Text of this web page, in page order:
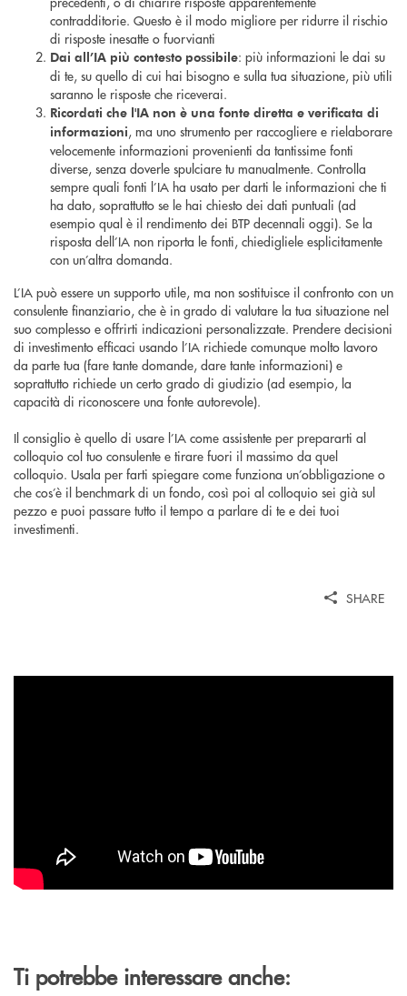
contradditorie. Questo è il modo migliore per ridurre il rischio
di risposte inesatte o fuorvianti
Dai all’IA più contesto possibile: più informazioni le dai su
di te, su quello di cui hai bisogno e sulla tua situazione, più utili
saranno le risposte che riceverai.
Ricordati che l'IA non è una fonte diretta e verificata di
informazioni, ma uno strumento per raccogliere e rielaborare
velocemente informazioni provenienti da tantissime fonti
diverse, senza doverle spulciare tu manualmente. Controlla
sempre quali fonti l’IA ha usato per darti le informazioni che ti
ha dato, soprattutto se le hai chiesto dei dati puntuali (ad
esempio qual è il rendimento dei BTP decennali oggi). Se la
risposta dell’IA non riporta le fonti, chiedigliele esplicitamente
con un’altra domanda.
L’IA può essere un supporto utile, ma non sostituisce il confronto con un
consulente finanziario, che è in grado di valutare la tua situazione nel
suo complesso e offrirti indicazioni personalizzate. Prendere decisioni
di investimento efficaci usando l’IA richiede comunque molto lavoro
da parte tua (fare tante domande, dare tante informazioni) e
soprattutto richiede un certo grado di giudizio (ad esempio, la
capacità di riconoscere una fonte autorevole).
Il consiglio è quello di usare l’IA come assistente per prepararti al
colloquio col tuo consulente e tirare fuori il massimo da quel
colloquio. Usala per farti spiegare come funziona un’obbligazione o
che cos’è il benchmark di un fondo, così poi al colloquio sei già sul
pezzo e puoi passare tutto il tempo a parlare di te e dei tuoi
investimenti.
SHARE
Ti potrebbe interessare anche: